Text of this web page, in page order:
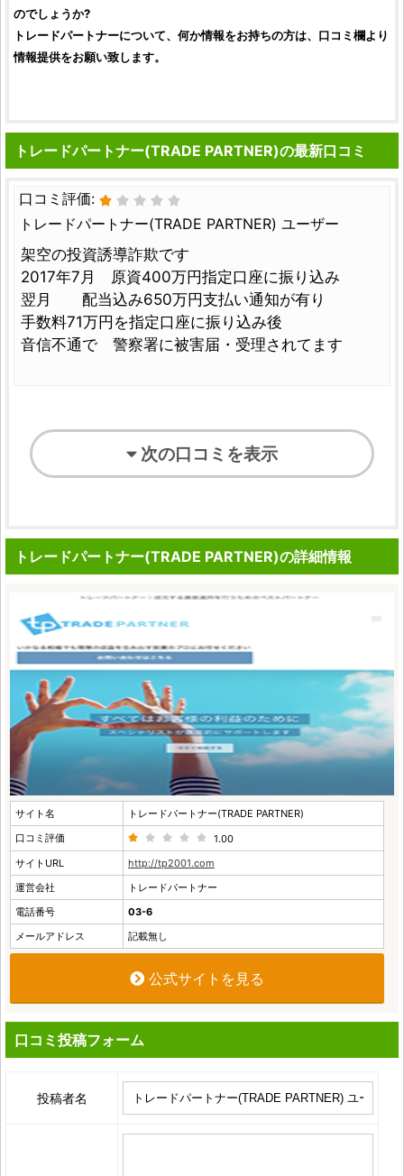
のでしょうか?
トレードパートナーについて、何か情報をお持ちの方は、 口コミ欄より
情報提供をお願い致します。
トレードパートナー(TRADE PARTNER)の最新口コミ
口コミ評価:
トレードパートナー(TRADE PARTNER) ユーザー
架空の投資誘導詐欺です
2017年7月 原資400万円指定口座に振り込み
翌月 配当込み650万円支払い通知が有り
手数料71万円を指定口座に振り込み後
音信不通で 警察署に被害届・受理されてます
次の口コミを表示
トレードパートナー(TRADE PARTNER)の詳細情報
サイト名
トレードパートナー(TRADE PARTNER)
口コミ評価
1.00
サイトURL
http://tp2001.com
運営会社
トレードパートナー
電話番号
03-6
メールアドレス
記載無し
公式サイトを見る
口コミ投稿フォーム
投稿者名